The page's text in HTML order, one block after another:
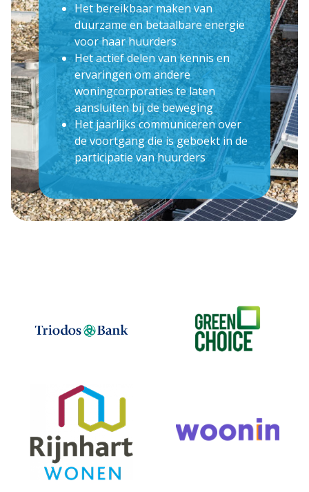
Het bereikbaar maken van
duurzame en betaalbare energie
voor haar huurders
Het actief delen van kennis en
ervaringen om andere
woningcorporaties te laten
aansluiten bij de beweging
Het jaarlijks communiceren over
de voortgang die is geboekt in de
participatie van huurders